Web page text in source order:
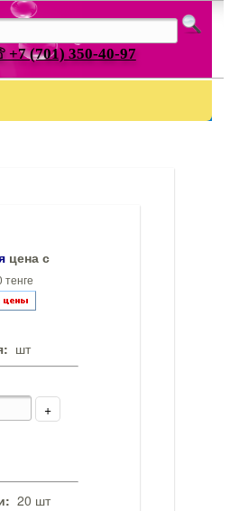
(701) 350-40-97
цена с
тенге
шт
+
20 шт